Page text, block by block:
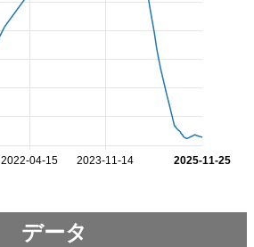
2022-04-15 2023-11-14 2025-11-25
データ